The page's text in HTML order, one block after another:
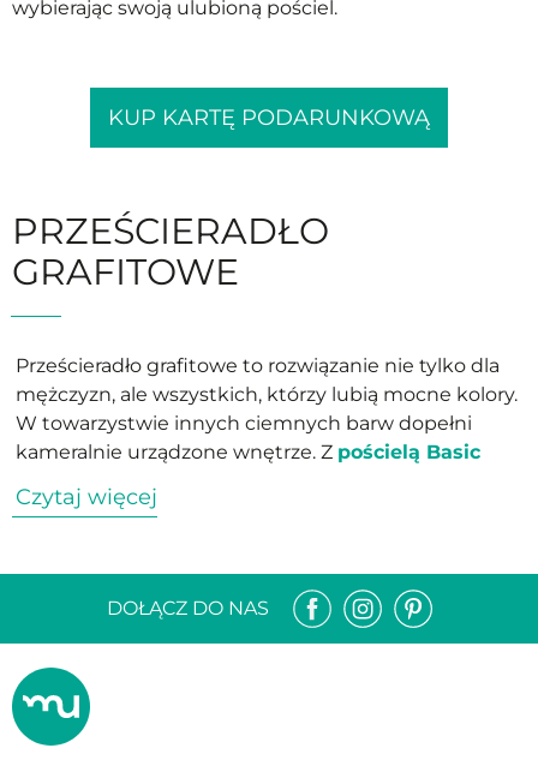
wybierając swoją ulubioną pościel.
KUP KARTĘ PODARUNKOWĄ
PRZEŚCIERADŁO
GRAFITOWE
Prześcieradło grafitowe to rozwiązanie nie tylko dla
mężczyzn, ale wszystkich, którzy lubią mocne kolory.
W towarzystwie innych ciemnych barw dopełni
kameralnie urządzone wnętrze. Z pościelą Basic
pościelą Basic Granat
pościeli z czarnymi lub szarymi elementami, na
przykład z pościelą
Szare KreseczkiczyKoty
Prześcieradło Grafitowe oprócz wyrazistego koloru
cechuje niezwykła miękkość i komfort użytkowania.
Wyposażone jest w gumkę, dzięki której nie zsuwa
Czytaj więcej
DOŁĄCZ DO NAS